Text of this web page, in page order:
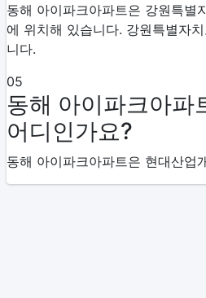
동해 아이파크아파트은 강원특
에 위치해 있습니다. 강원특별자
니다.
05
동해 아이파크아파
어디인가요?
동해 아이파크아파트은 현대산업